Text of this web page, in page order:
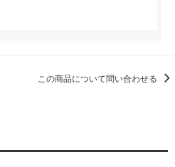
この商品について問い合わせる